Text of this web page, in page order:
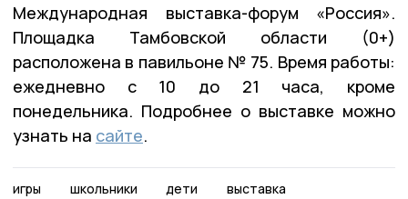
Международная выставка-форум «Россия».
Площадка Тамбовской области (0+)
расположена в павильоне № 75. Время работы:
ежедневно с 10 до 21 часа, кроме
понедельника. Подробнее о выставке можно
узнать на сайте.
игры школьники дети выставка